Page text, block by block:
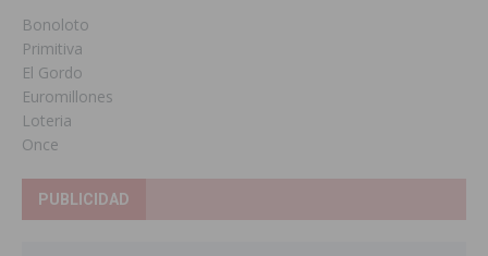
Bonoloto
Primitiva
El Gordo
Euromillones
Loteria
Once
PUBLICIDAD